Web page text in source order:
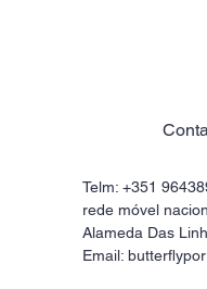
Telm: +351
rede móvel
Alameda Das
Email: